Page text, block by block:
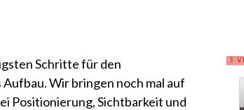
Schritte für den
Wir bringen noch mal auf
Positionierung, Sichtbarkeit und